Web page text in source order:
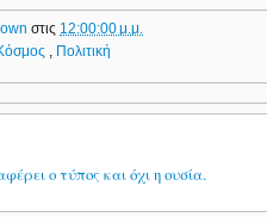
στις 12:00:00 μ.μ.
Πολιτική
ο τύπος και όχι η ουσία.